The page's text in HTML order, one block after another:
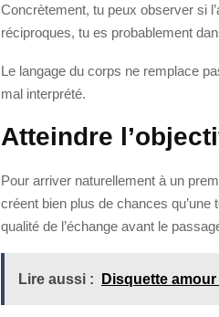
Concrètement, tu peux observer si
réciproques, tu es probablement
Le langage du corps ne remplace
mal interprété.
Atteindre
Pour arriver naturellement à un
créent bien plus de chances
qualité de l’échange avant le
Lire aussi : Disquette